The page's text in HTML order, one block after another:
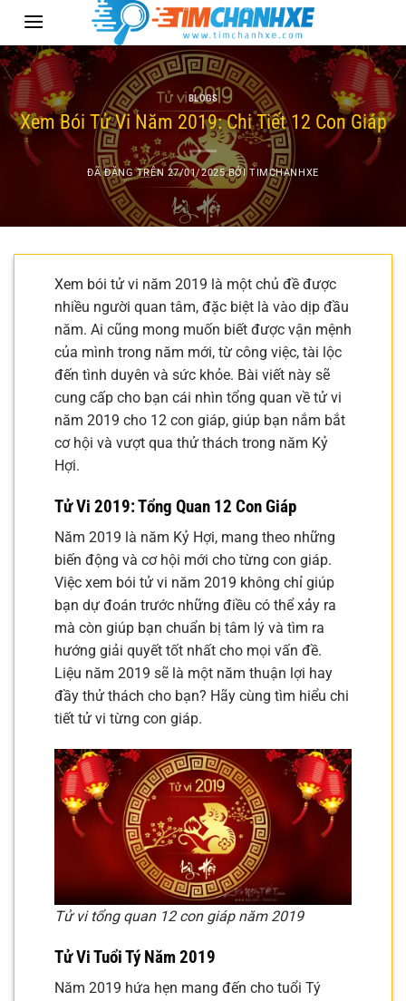
nội
dung
BLOGS
Xem Bói Tử Vi Năm 2019: Chi Tiết 12 Con Giáp
ĐÃ ĐĂNG TRÊN 27/01/2025 BỞITIMCHANHXE
Xem bói tử vi năm 2019 là một chủ đề được
nhiều người quan tâm, đặc biệt là vào dịp đầu
năm. Ai cũng mong muốn biết được vận mệnh
của mình trong năm mới, từ công việc, tài lộc
đến tình duyên và sức khỏe. Bài viết này sẽ
cung cấp cho bạn cái nhìn tổng quan về tử vi
năm 2019 cho 12 con giáp, giúp bạn nắm bắt
cơ hội và vượt qua thử thách trong năm Kỷ
Hợi.
Tử Vi 2019: Tổng Quan 12 Con Giáp
Năm 2019 là năm Kỷ Hợi, mang theo những
biến động và cơ hội mới cho từng con giáp.
Việc xem bói tử vi năm 2019 không chỉ giúp
bạn dự đoán trước những điều có thể xảy ra
mà còn giúp bạn chuẩn bị tâm lý và tìm ra
hướng giải quyết tốt nhất cho mọi vấn đề.
Liệu năm 2019 sẽ là một năm thuận lợi hay
đầy thử thách cho bạn? Hãy cùng tìm hiểu chi
tiết tử vi từng con giáp.
Tử vi tổng quan 12 con giáp năm 2019
Tử Vi Tuổi Tý Năm 2019
Năm 2019 hứa hẹn mang đến cho tuổi Tý